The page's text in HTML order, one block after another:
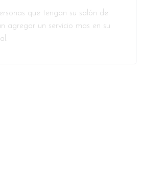
que tengan su salón de
agregar un servicio mas en su